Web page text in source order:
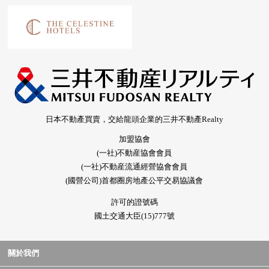
日本不動產買賣，交給龍頭企業的三井不動產Realty
加盟協會
(一社)不動産協會會員
(一社)不動産流通經營協會會員
(國營公司)首都圈房地產公平交易協議會
許可的證號碼
國土交通大臣(15)777號
關於我們